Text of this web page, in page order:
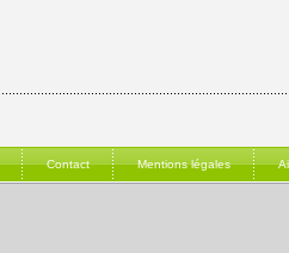
Contact Mentions légales